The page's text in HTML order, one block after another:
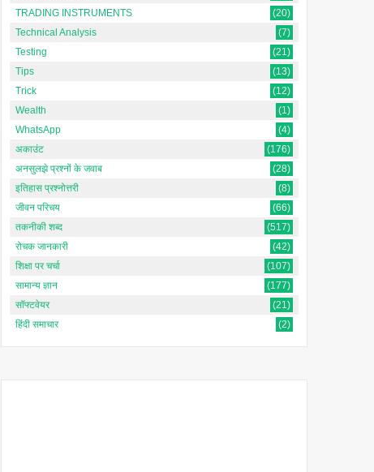
Manual और Computerized
Accounting के बीच अंतर क्या
Manual और Computerized
Accounting के बीच अंतर क्या है? 🔍
परिचय: बदलते समय में अकाउंटिंग कैसे
बद...
Producer Surplus क्या है?
अर्थशास्त्र में उत्पादक अधिशेष को
समझना [Understanding
Economics In Hindi]अर्थशा...
TRADING INSTRUMENTS
(20)
Technical Analysis
(7)
Testing
(21)
Tips
(13)
Trick
(12)
Wealth
(1)
WhatsApp
(4)
अकाउंट
(176)
अनसुलझे प्रश्नों के जवाब
(28)
इतिहास प्रश्नोत्तरी
(8)
जीवन परिचय
(66)
तकनीकी शब्द
(517)
रोचक जानकारी
(42)
शिक्षा पर चर्चा
(107)
सामान्य ज्ञान
(177)
सॉफ्टवेयर
(21)
हिंदी समाचार
(2)